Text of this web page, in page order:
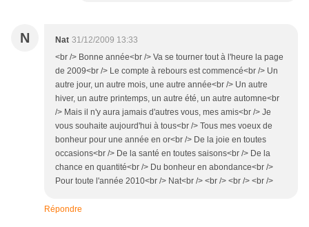
N Nat 31/12/2009 13:33
<br /> Bonne année<br /> Va se tourner tout à l'heure la page
de 2009<br /> Le compte à rebours est commencé<br /> Un
autre jour, un autre mois, une autre année<br /> Un autre
hiver, un autre printemps, un autre été, un autre automne<br
/> Mais il n'y aura jamais d'autres vous, mes amis<br /> Je
vous souhaite aujourd'hui à tous<br /> Tous mes voeux de
bonheur pour une année en or<br /> De la joie en toutes
occasions<br /> De la santé en toutes saisons<br /> De la
chance en quantité<br /> Du bonheur en abondance<br />
Pour toute l'année 2010<br /> Nat<br /> <br /> <br /> <br />
Répondre